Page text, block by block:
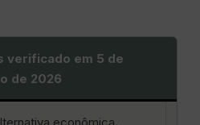
verificado em 5 de
de 2026